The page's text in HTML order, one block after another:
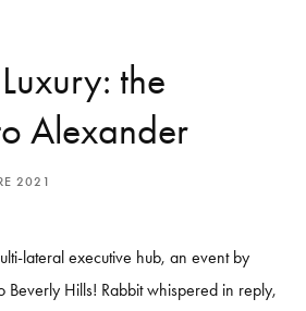
the
Alexander
2021
lateral executive hub, an event by
Beverly Hills! Rabbit whispered in reply,